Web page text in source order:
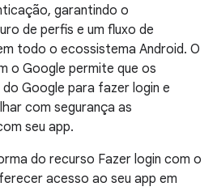
garantindo o
de perfis e um fluxo de
todo o ecossistema Android. O
o Google permite que os
Google para fazer login e
com segurança as
seu app.
do recurso Fazer login com o
acesso ao seu app em